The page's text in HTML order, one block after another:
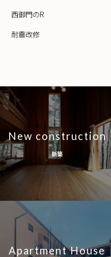
西御門のR
耐震改修
New construction
新築
Apartment House